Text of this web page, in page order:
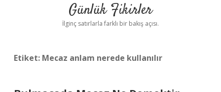
Yasal Uyarı
Günlük Fikirler
İlginç satırlarla farklı bir bakış açısı.
Etiket: Mecaz anlam nerede kullanılır